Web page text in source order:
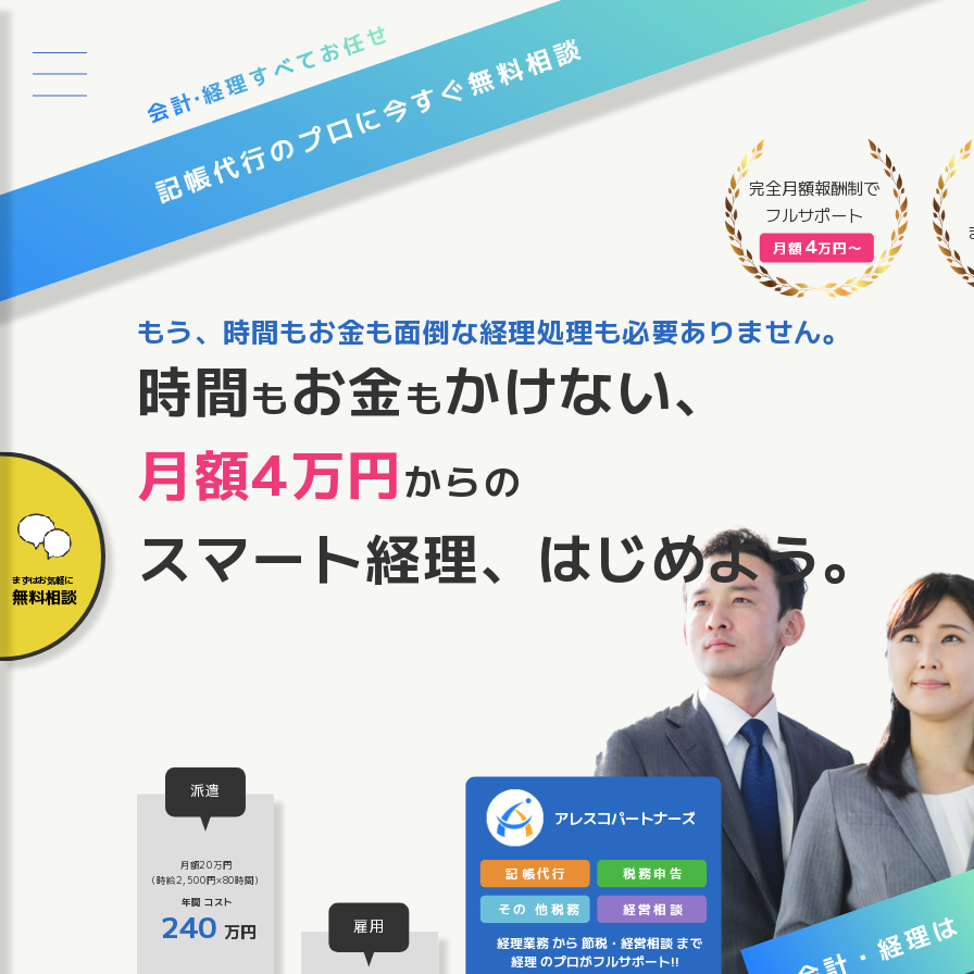
まずはお気軽に
無料相談
記帳代行
のプロに今すぐ無料相談
会計・経理は
240 万円
年間 コスト
月額20万円
（時給2,500円×80時間）
アレスコパートナーズ
記帳代行
税務申告
その 他税務 経営相談
派遣
雇用
経理業務から 節税・経営相談 まで
経理 のプロがフルサポート!!
完全月額報酬制で
フルサポート
月額4万円〜
もう、時間もお金も面倒な経理処理も必要ありません。
時間もお金もかけない、
月額4万円からの
スマート経理、はじめよう。